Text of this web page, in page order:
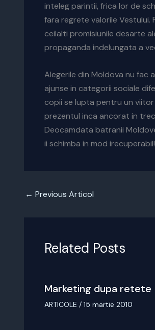
inteleg parintii, frica lor de
fara regrete valorile
ceilalti promisiunile desarte
propaganda indelungata a
Alegerile din Moldova nu
ajunse in categorii sociale
copii se lupta pentru un
prezentul inca ancorat in
Deocamdata batranii
ii schimba in mod irecuperabil!
← Previous Articol
Related Posts
Marketing dupa retete
ARTICOLE / 15 martie 2010